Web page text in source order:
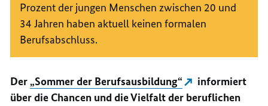
Prozent der jungen Menschen zwischen 20 und
34 Jahren haben aktuell keinen formalen
Berufsabschluss.
Der„Sommer der Berufsausbildung“
informiert
über die Chancen und die Vielfalt der beruflichen